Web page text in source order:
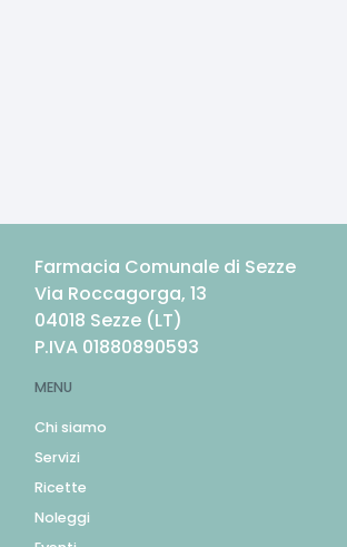
Farmacia Comunale di Sezze
Via Roccagorga, 13
04018 Sezze (LT)
P.IVA 01880890593
MENU
Chi siamo
Servizi
Ricette
Noleggi